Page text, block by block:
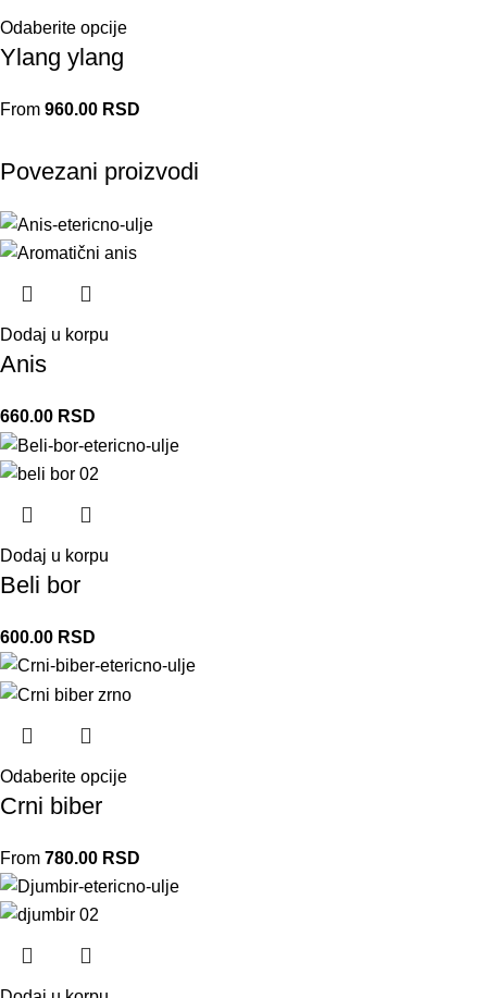
Odaberite opcije
Ylang ylang
From 960.00 RSD
Povezani proizvodi
Dodaj u korpu
Anis
660.00 RSD
Dodaj u korpu
Beli bor
600.00 RSD
Odaberite opcije
Crni biber
From 780.00 RSD